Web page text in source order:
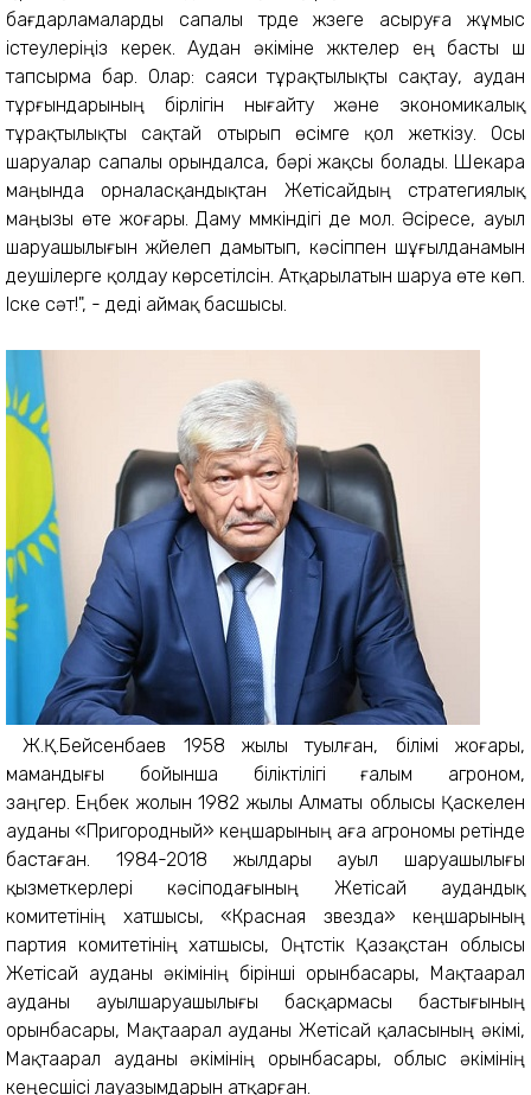
бағдарламаларды сапалы түрде жүзеге асыруға жұмыс
істеулеріңіз керек. Аудан әкіміне жүктелер ең басты үш
тапсырма бар. Олар: саяси тұрақтылықты сақтау, аудан
тұрғындарының бірлігін нығайту және экономикалық
тұрақтылықты сақтай отырып өсімге қол жеткізу. Осы
шаруалар сапалы орындалса, бәрі жақсы болады. Шекара
маңында орналасқандықтан Жетісайдың стратегиялық
маңызы өте жоғары. Даму мүмкіндігі де мол. Әсіресе, ауыл
шаруашылығын жүйелеп дамытып, кәсіппен шұғылданамын
деушілерге қолдау көрсетілсін. Атқарылатын шаруа өте көп.
Іске сәт!", - деді аймақ басшысы.
Ж.Қ.Бейсенбаев 1958 жылы туылған, білімі жоғары,
мамандығы бойынша біліктілігі ғалым агроном,
заңгер. Еңбек жолын 1982 жылы Алматы облысы Қаскелен
ауданы «Пригородный» кеңшарының аға агрономы ретінде
бастаған. 1984-2018 жылдары ауыл шаруашылығы
қызметкерлері кәсіподағының Жетісай аудандық
комитетінің хатшысы, «Красная звезда» кеңшарының
партия комитетінің хатшысы, Оңтүстік Қазақстан облысы
Жетісай ауданы әкімінің бірінші орынбасары, Мақтаарал
ауданы ауылшаруашылығы басқармасы бастығының
орынбасары, Мақтаарал ауданы Жетісай қаласының әкімі,
Мақтаарал ауданы әкімінің орынбасары, облыс әкімінің
кеңесшісі лауазымдарын атқарған.